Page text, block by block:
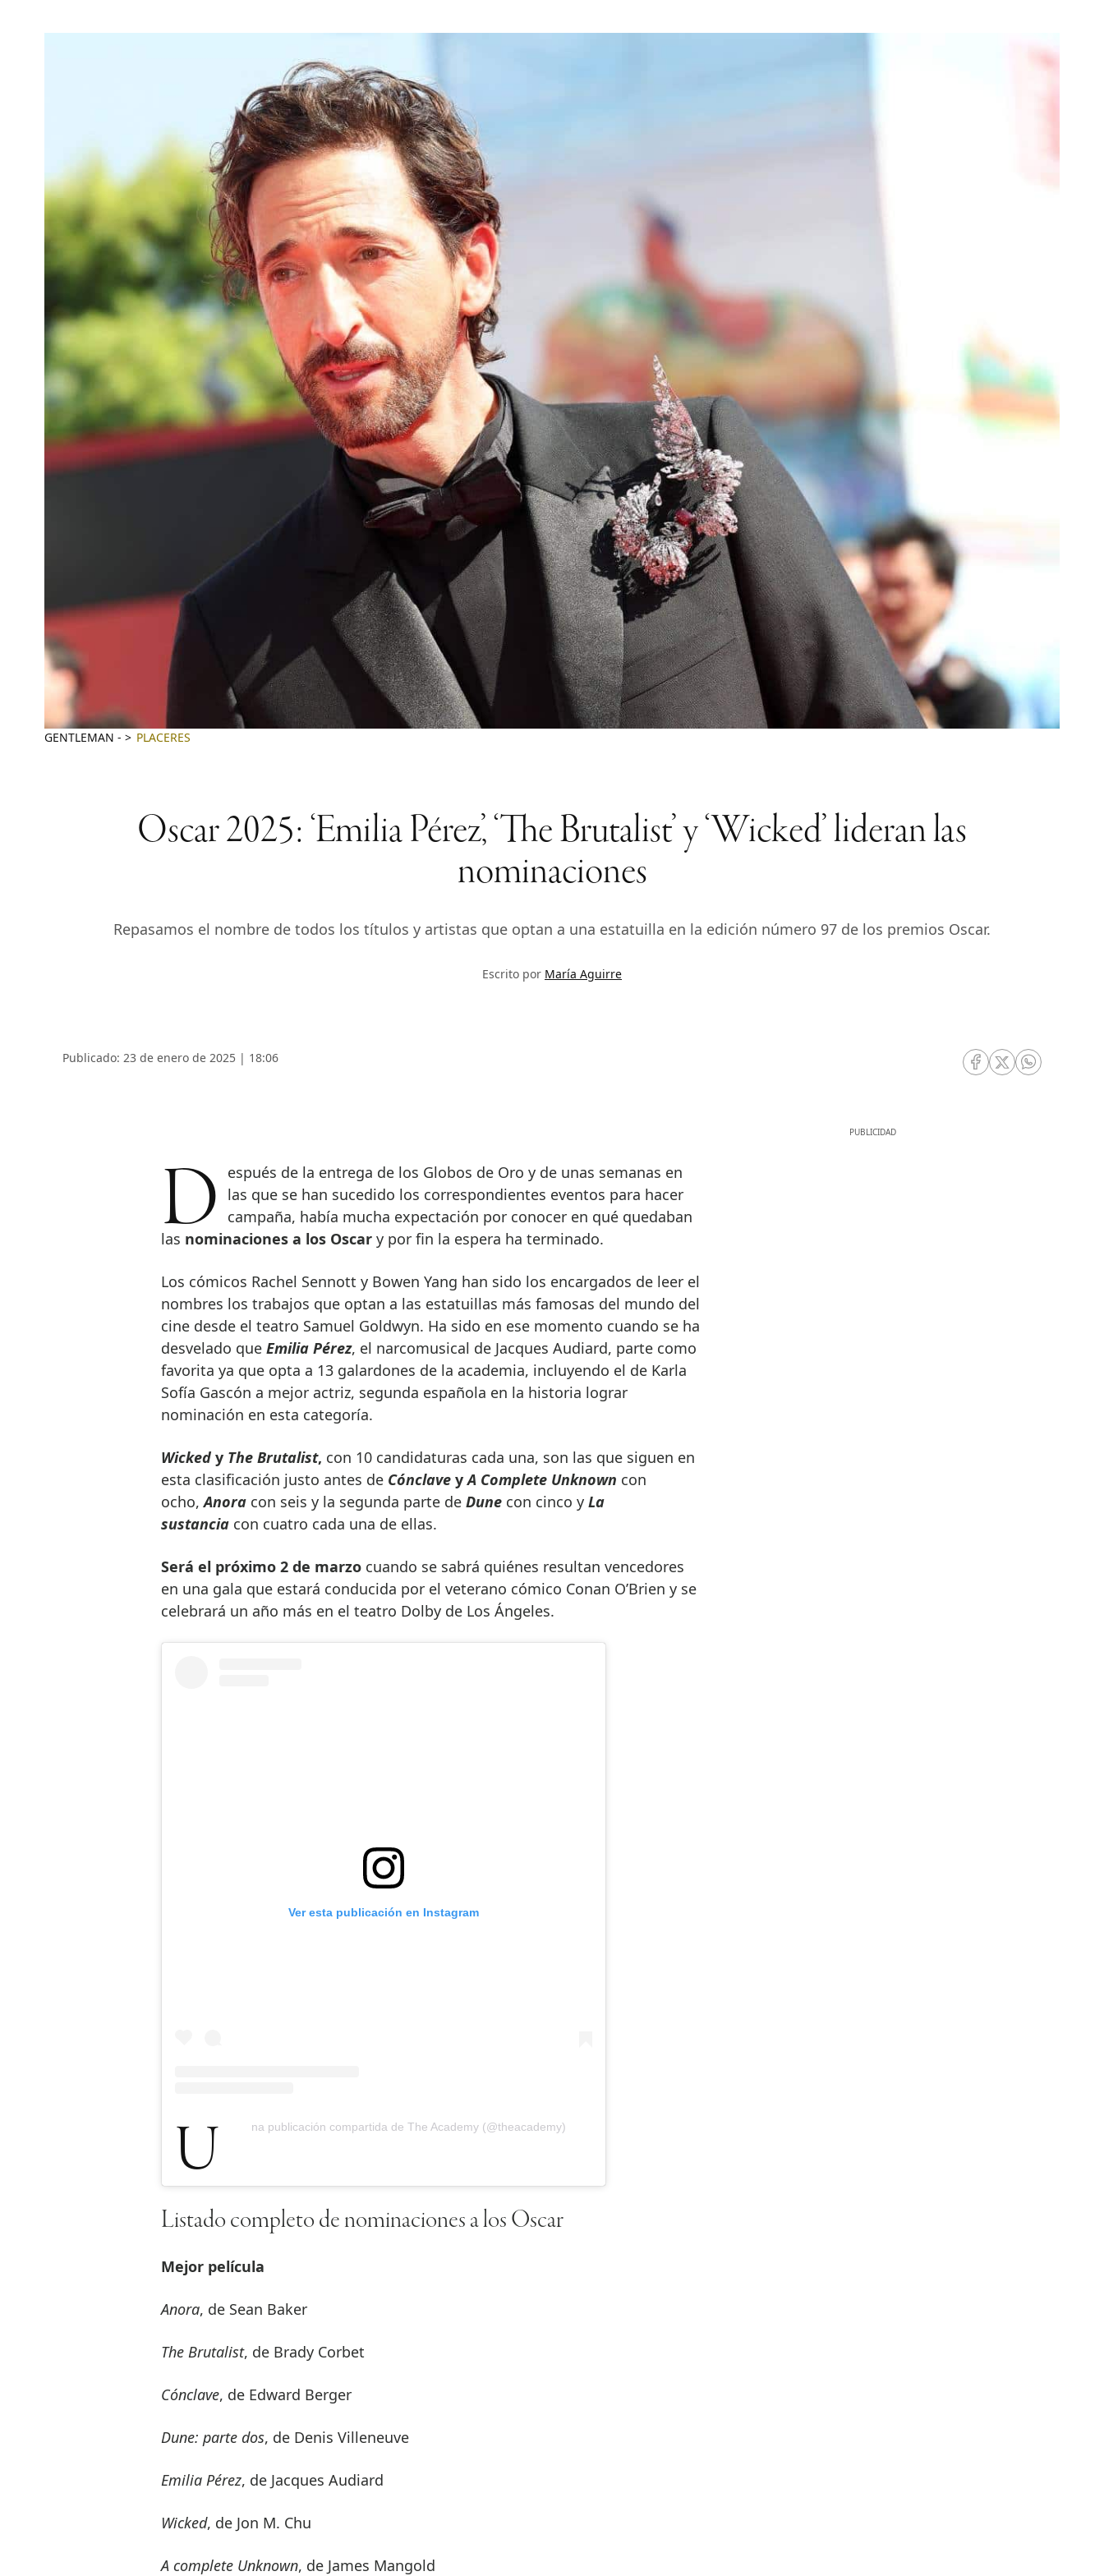
GENTLEMAN - PLACERES
Oscar 2025: ‘Emilia Pérez’, ‘The Brutalist’ y ‘Wicked’ lideran las
nominaciones
Repasamos el nombre de todos los títulos y artistas que optan a una estatuilla en la edición número 97 de los premios Oscar.
Escrito por María Aguirre
Publicado: 23 de enero de 2025 | 18:06
RRSS Facebook
RRSS Twitter
RRSS
Después de la entrega de los Globos de Oro y de unas semanas en
las que se han sucedido los correspondientes eventos para hacer
campaña, había mucha expectación por conocer en qué quedaban
las nominaciones a los Oscary por fin la espera ha terminado.
Los cómicos Rachel Sennott y Bowen Yang han sido los encargados de leer el
nombres los trabajos que optan a las estatuillas más famosas del mundo del
cine desde el teatro Samuel Goldwyn. Ha sido en ese momento cuando se ha
desvelado que Emilia Pérez, el narcomusical de Jacques Audiard, parte como
favorita ya que opta a 13 galardones de la academia, incluyendo el de Karla
Sofía Gascón a mejor actriz, segunda española en la historia lograr
nominación en esta categoría.
Wicked y The Brutalist, con 10 candidaturas cada una, son las que siguen en
esta clasificación justo antes de Cónclave yA Complete Unknown con
ocho,Anora con seis y la segunda parte de Dune con cinco y La
sustancia con cuatro cada una de ellas.
Será el próximo 2 de marzocuando se sabrá quiénes resultan vencedores
en una gala que estará conducida por el veterano cómico Conan O’Brien y se
celebrará un año más en el teatro Dolby de Los Ángeles.
Ver esta publicación en Instagram
Una publicación compartida de The Academy (@theacademy)
Listado completo de nominaciones a los Oscar
Mejor película
Anora, de Sean Baker
The Brutalist, de Brady Corbet
Cónclave, de Edward Berger
Dune: parte dos, de Denis Villeneuve
Emilia Pérez, de Jacques Audiard
Wicked, de Jon M. Chu
A complete Unknown, de James Mangold